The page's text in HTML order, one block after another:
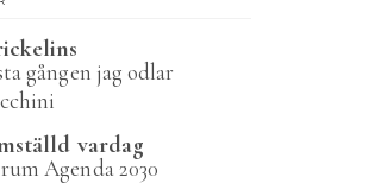
gången jag odlar
vardag
Agenda 2030